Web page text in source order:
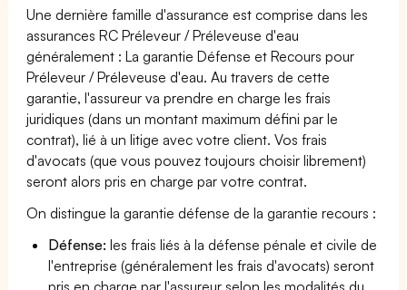
Une dernière famille d'assurance est comprise dans les
assurances RC Préleveur / Préleveuse d'eau
généralement : La garantie Défense et Recours pour
Préleveur / Préleveuse d'eau. Au travers de cette
garantie, l'assureur va prendre en charge les frais
juridiques (dans un montant maximum défini par le
contrat), lié à un litige avec votre client. Vos frais
d'avocats (que vous pouvez toujours choisir librement)
seront alors pris en charge par votre contrat.
On distingue la garantie défense de la garantie recours :
Défense: les frais liés à la défense pénale et civile de
l'entreprise (généralement les frais d'avocats) seront
pris en charge par l'assureur selon les modalités du